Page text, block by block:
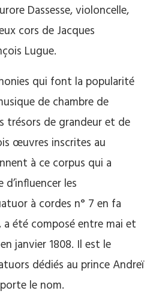
Dassesse, violoncelle,
cors de Jacques
Lugue.
qui font la popularité
de chambre de
trésors de grandeur et de
œuvres inscrites au
à ce corpus qui a
les
à cordes n° 7 en fa
a été composé entre mai et
janvier 1808. Il est le
dédiés au prince Andreï
le nom.